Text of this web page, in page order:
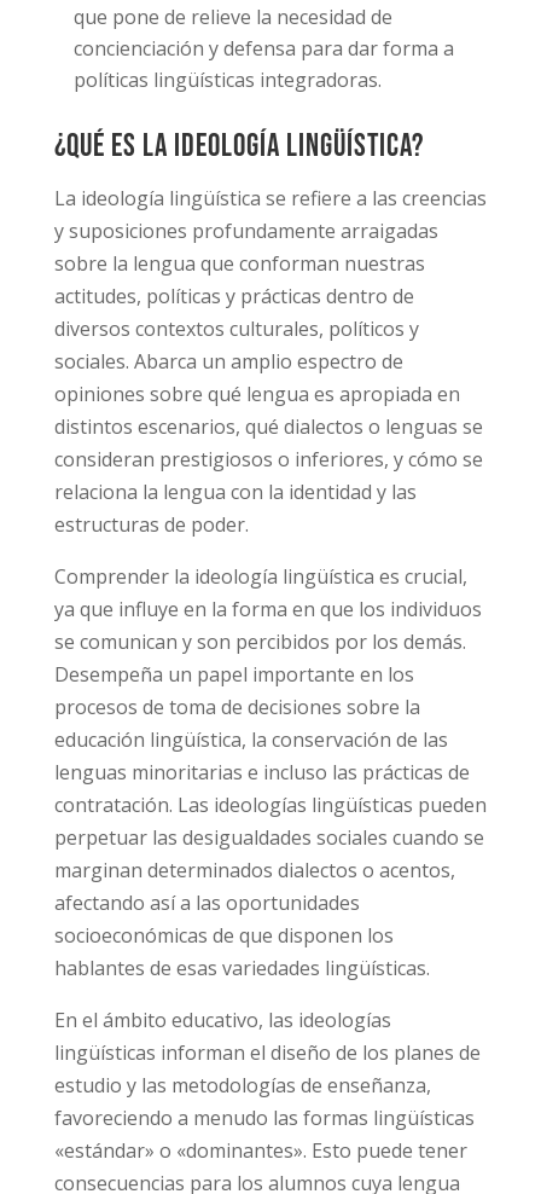
que pone de relieve la necesidad de
concienciación y defensa para dar forma a
políticas lingüísticas integradoras.
¿Qué es la ideología lingüística?
La ideología lingüística se refiere a las creencias
y suposiciones profundamente arraigadas
sobre la lengua que conforman nuestras
actitudes, políticas y prácticas dentro de
diversos contextos culturales, políticos y
sociales. Abarca un amplio espectro de
opiniones sobre qué lengua es apropiada en
distintos escenarios, qué dialectos o lenguas se
consideran prestigiosos o inferiores, y cómo se
relaciona la lengua con la identidad y las
estructuras de poder.
Comprender la ideología lingüística es crucial,
ya que influye en la forma en que los individuos
se comunican y son percibidos por los demás.
Desempeña un papel importante en los
procesos de toma de decisiones sobre la
educación lingüística, la conservación de las
lenguas minoritarias e incluso las prácticas de
contratación. Las ideologías lingüísticas pueden
perpetuar las desigualdades sociales cuando se
marginan determinados dialectos o acentos,
afectando así a las oportunidades
socioeconómicas de que disponen los
hablantes de esas variedades lingüísticas.
En el ámbito educativo, las ideologías
lingüísticas informan el diseño de los planes de
estudio y las metodologías de enseñanza,
favoreciendo a menudo las formas lingüísticas
«estándar» o «dominantes». Esto puede tener
consecuencias para los alumnos cuya lengua